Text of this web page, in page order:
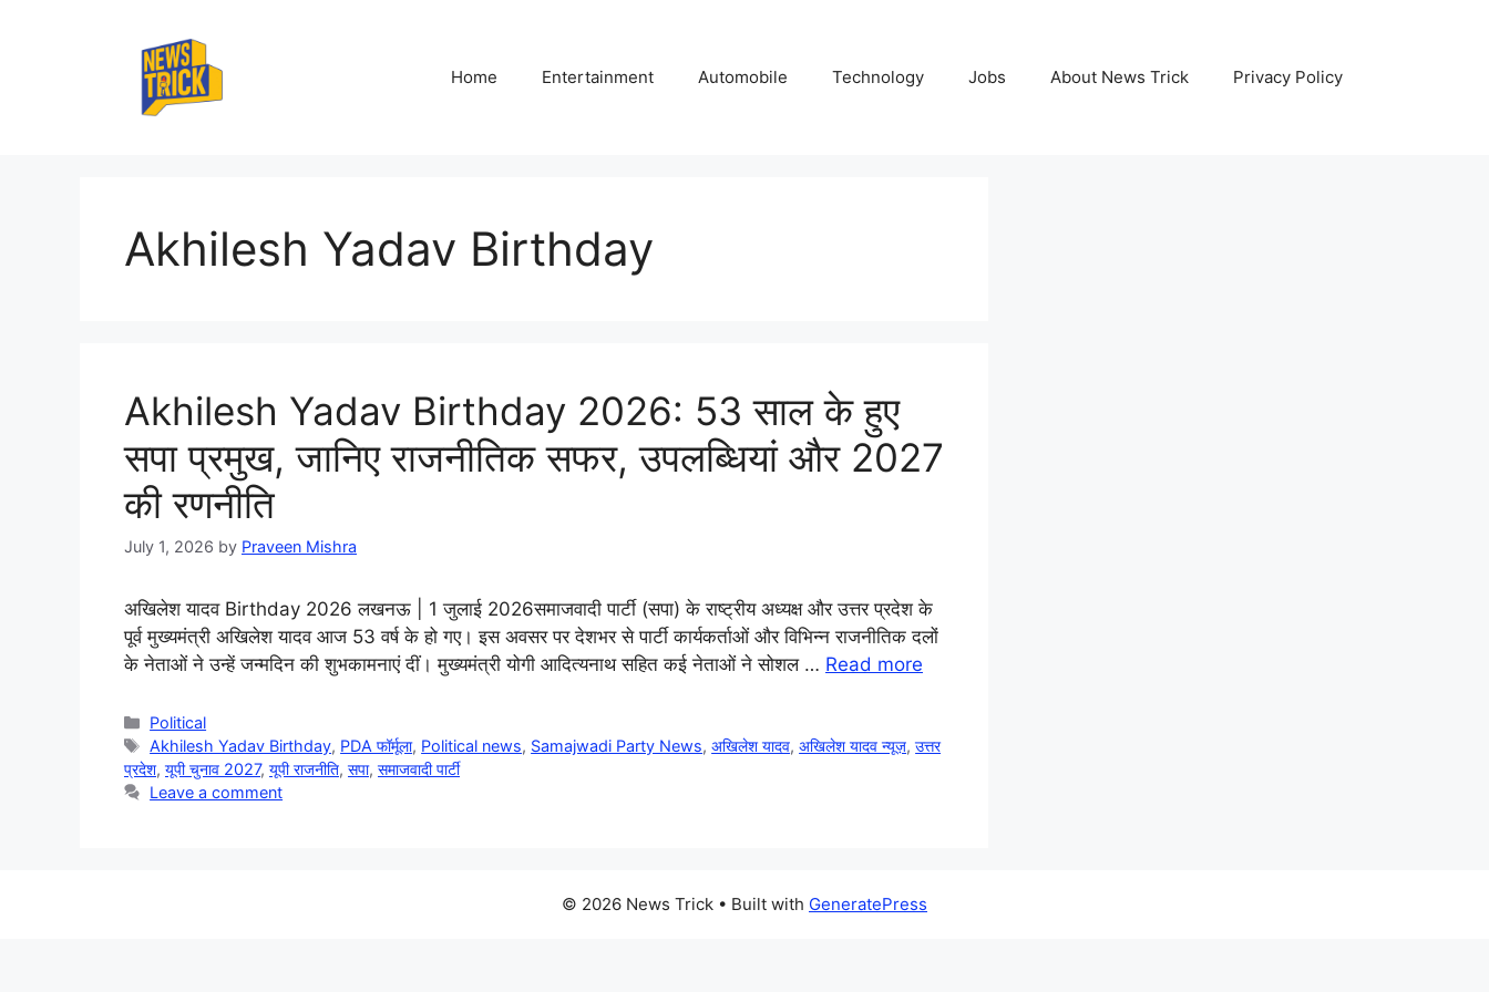
Home Entertainment Automobile Technology Jobs About News Trick Privacy Policy
Akhilesh Yadav Birthday
Akhilesh Yadav Birthday 2026: 53 साल के हुए
सपा प्रमुख, जानिए राजनीतिक सफर, उपलब्धियां और 2027
की रणनीति
July 1, 2026 by Praveen Mishra
अखिलेश यादव Birthday 2026 लखनऊ | 1 जुलाई 2026समाजवादी पार्टी (सपा) के राष्ट्रीय अध्यक्ष और उत्तर प्रदेश के
पूर्व मुख्यमंत्री अखिलेश यादव आज 53 वर्ष के हो गए। इस अवसर पर देशभर से पार्टी कार्यकर्ताओं और विभिन्न राजनीतिक दलों
के नेताओं ने उन्हें जन्मदिन की शुभकामनाएं दीं। मुख्यमंत्री योगी आदित्यनाथ सहित कई नेताओं ने सोशल … Read more
Categories
Political
Tags
Akhilesh Yadav Birthday, PDA फॉर्मूला, Political news, Samajwadi Party News,अखिलेश यादव,अखिलेश यादव न्यूज़,उत्तर
प्रदेश, यूपी चुनाव 2027, यूपी राजनीति, सपा, समाजवादी पार्टी
Leave a comment
© 2026 News Trick • Built with GeneratePress